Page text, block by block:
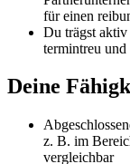
für einen
Du trägst
termintreu
Deine
z. B. im
vergleichbar